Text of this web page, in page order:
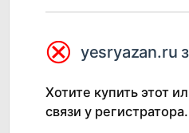
⮿ yesryazan.ru
Хотите купить этот
связи у регистратора.